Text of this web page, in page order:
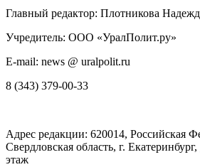
Главный редактор: Плотникова
Учредитель: ООО «УралПолит.ру»
E-mail: news @ uralpolit.ru
8 (343) 379-00-33
Адрес редакции: 620014, Российская
Свердловская область, г. Екатеринбург,
этаж